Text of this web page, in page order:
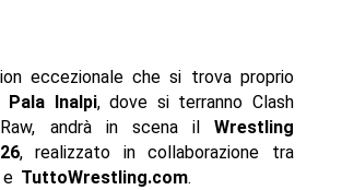
eccezionale che si trova proprio
Inalpi, dove si terranno Clash
andrà in scena ilWrestling
, realizzato in collaborazione tra
e TuttoWrestling.com.